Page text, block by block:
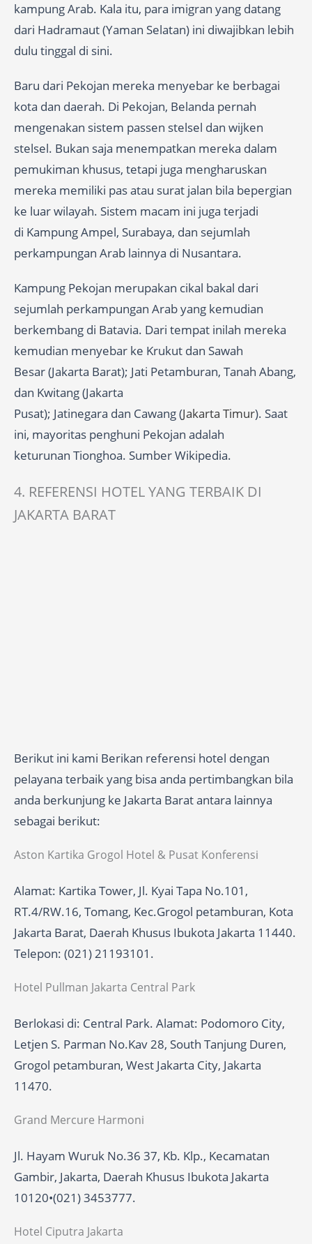
kampung Arab. Kala itu, para imigran yang datang
dari Hadramaut (Yaman Selatan) ini diwajibkan lebih
dulu tinggal di sini.
Baru dari Pekojan mereka menyebar ke berbagai
kota dan daerah. Di Pekojan, Belanda pernah
mengenakan sistem passen stelsel dan wijken
stelsel. Bukan saja menempatkan mereka dalam
pemukiman khusus, tetapi juga mengharuskan
mereka memiliki pas atau surat jalan bila bepergian
ke luar wilayah. Sistem macam ini juga terjadi
di Kampung Ampel, Surabaya, dan sejumlah
perkampungan Arab lainnya di Nusantara.
Kampung Pekojan merupakan cikal bakal dari
sejumlah perkampungan Arab yang kemudian
berkembang di Batavia. Dari tempat inilah mereka
kemudian menyebar ke Krukut dan Sawah
Besar (Jakarta Barat); Jati Petamburan, Tanah Abang,
dan Kwitang (Jakarta
Pusat); Jatinegara dan Cawang (Jakarta Timur). Saat
ini, mayoritas penghuni Pekojan adalah
keturunan Tionghoa. Sumber Wikipedia.
4. REFERENSI HOTEL YANG TERBAIK DI
JAKARTA BARAT
Berikut ini kami Berikan referensi hotel dengan
pelayana terbaik yang bisa anda pertimbangkan bila
anda berkunjung ke Jakarta Barat antara lainnya
sebagai berikut:
Aston Kartika Grogol Hotel & Pusat Konferensi
Alamat: Kartika Tower, Jl. Kyai Tapa No.101,
RT.4/RW.16, Tomang, Kec.Grogol petamburan, Kota
Jakarta Barat, Daerah Khusus Ibukota Jakarta 11440.
Telepon: (021) 21193101.
Hotel Pullman Jakarta Central Park
Berlokasi di: Central Park. Alamat: Podomoro City,
Letjen S. Parman No.Kav 28, South Tanjung Duren,
Grogol petamburan, West Jakarta City, Jakarta
11470.
Grand Mercure Harmoni
Jl. Hayam Wuruk No.36 37, Kb. Klp., Kecamatan
Gambir, Jakarta, Daerah Khusus Ibukota Jakarta
10120•(021) 3453777.
Hotel Ciputra Jakarta